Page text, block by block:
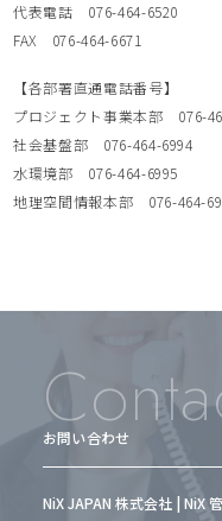
代表電話 076-464-6520
FAX 076-464-6671
【各部署直通電話番号】
プロジェクト事業本部 076-
社会基盤部 076-464-6994
水環境部 076-464-6995
地理空間情報本部 076-464-
お問い合わせ
NiX JAPAN 株式会社 | NiX